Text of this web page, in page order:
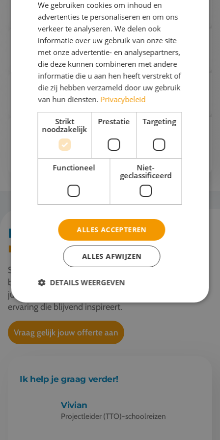
tijdens hun schoolreis?
Wat houdt de module Beyond
Borders in?
Wat houdt de gratis module
duurzaamheid op schoolreis in?
Waarom kiezen scholen voor een
SDG-gerichte reis met Travel
Inventive?
Klaar om samenimpact
maken?
Samen ontwerpen we een reis die leren, beleven en
bijdragen verbindt. Ontdek welke SDG’s passen bij
jullie onderwijsdoelen en geef je leerlingen een
ervaring die blijvend inspireert.
Vraag gelijk jouw offerte aan
Ik help je graag verder!
Vivian
Projectleider (TTO)-schoolreizen
We gebruiken cookies om inhoud en
advertenties te personaliseren en om ons
verkeer te analyseren. We delen ook
informatie over uw gebruik van onze site
met onze advertentie- en analysepartners,
die deze kunnen combineren met andere
informatie die u aan hen heeft verstrekt of
die zij hebben verzameld door uw gebruik
van hun diensten. Privacybeleid
Strikt
noodzakelijk
Prestatie Targeting
Functioneel
Niet-
geclassificeerd
ALLES ACCEPTEREN
ALLES AFWIJZEN
DETAILS WEERGEVEN